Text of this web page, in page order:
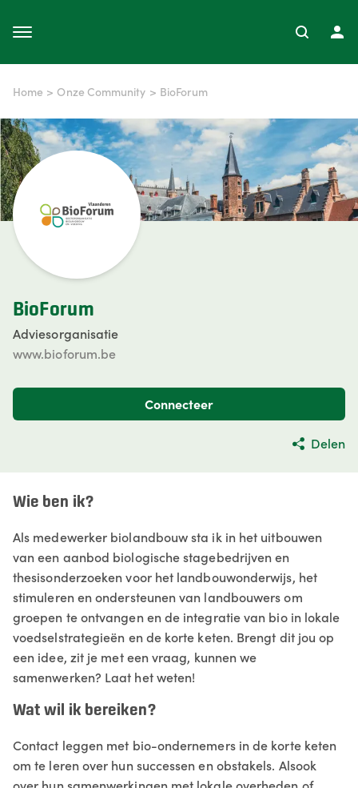
Home > Onze Community > BioForum
BioForum
Adviesorganisatie
www.bioforum.be
Connecteer
Delen
Wie ben ik?
Als medewerker biolandbouw sta ik in het uitbouwen
van een aanbod biologische stagebedrijven en
thesisonderzoeken voor het landbouwonderwijs, het
stimuleren en ondersteunen van landbouwers om
groepen te ontvangen en de integratie van bio in lokale
voedselstrategieën en de korte keten. Brengt dit jou op
een idee, zit je met een vraag, kunnen we
samenwerken? Laat het weten!
Wat wil ik bereiken?
Contact leggen met bio-ondernemers in de korte keten
om te leren over hun successen en obstakels. Alsook